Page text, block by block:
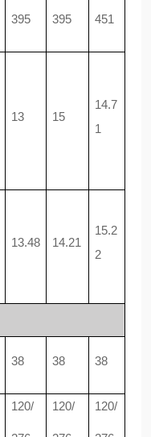
395 395 451
13 15
14.7
1
13.48 14.21
15.2
2
38 38 38
120/ 120/ 120/